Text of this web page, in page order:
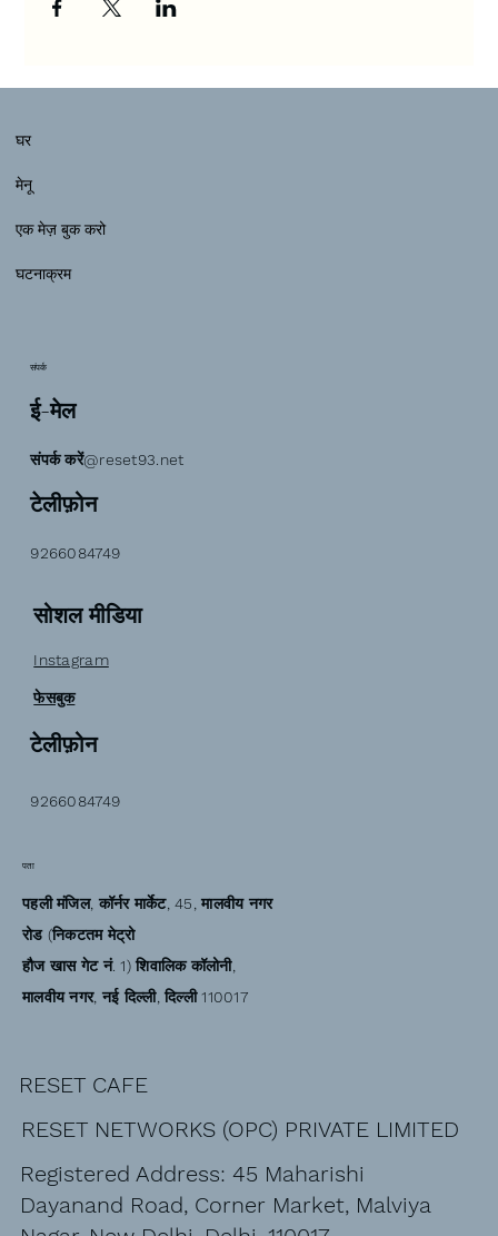
ई-मेल
संपर्क करें@reset93.net
टेलीफ़ोन
9266084749
संपर्क
सोशल मीडिया
Instagram
फेसबुक
टेलीफ़ोन
9266084749
घर
मेनू
एक मेज़ बुक करो
घटनाक्रम
पता
पहली मंजिल, कॉर्नर मार्केट, 45, मालवीय नगर
रोड (निकटतम मेट्रो
हौज खास गेट नं. 1) शिवालिक कॉलोनी,
मालवीय नगर, नई दिल्ली, दिल्ली 110017
RESET CAFE
RESET NETWORKS (OPC) PRIVATE LIMITED
Registered Address: 45 Maharishi
Dayanand Road, Corner Market, Malviya